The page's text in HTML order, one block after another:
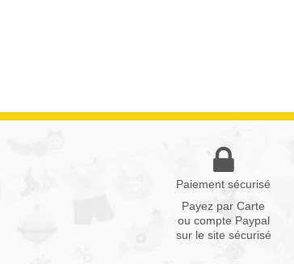
Paiement sécurisé
Payez par Carte
ou compte Paypal
sur le site sécurisé